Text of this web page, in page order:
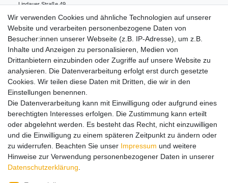
Lindauer Straße 49
Wangen
Deutschland
Hinweise zur Batterieentsorgung
Lieferung und Versand
Impressum Daten­schutz­erklärung AGB
Barrierefreiheitserklärung
Wir verwenden Cookies und ähnliche Technologien auf unserer
Website und verarbeiten personenbezogene Daten von
Besucher:innen unserer Webseite (z.B. IP-Adresse), um z.B.
Inhalte und Anzeigen zu personalisieren, Medien von
Drittanbietern einzubinden oder Zugriffe auf unsere Website zu
analysieren. Die Datenverarbeitung erfolgt erst durch gesetzte
Cookies. Wir teilen diese Daten mit Dritten, die wir in den
Einstellungen benennen.
Die Datenverarbeitung kann mit Einwilligung oder aufgrund eines
berechtigten Interesses erfolgen. Die Zustimmung kann erteilt
oder abgelehnt werden. Es besteht das Recht, nicht einzuwilligen
und die Einwilligung zu einem späteren Zeitpunkt zu ändern oder
zu widerrufen. Beachten Sie unser Impressum und weitere
Hinweise zur Verwendung personenbezogener Daten in unserer
Daten­schutz­erklärung